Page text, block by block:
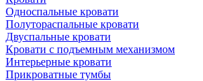
Односпальные кровати
Полутораспальные кровати
Двуспальные кровати
Кровати с подъемным механизмом
Интерьерные кровати
Прикроватные тумбы